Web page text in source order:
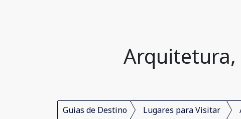
Arquitetura,
Guias de Destino Lugares para Visitar